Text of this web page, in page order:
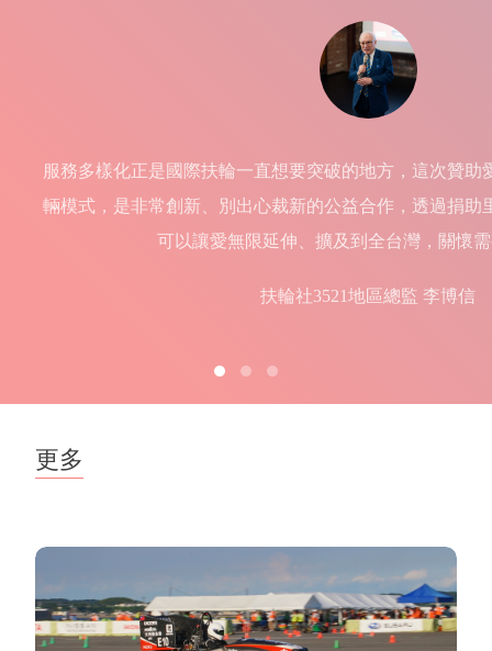
服務多樣化正是國際扶輪一直想要突破的地方，這次贊助
輛模式，是非常創新、別出心裁新的公益合作，透過捐助
可以讓愛無限延伸、擴及到全台灣，關懷
扶輪社3521地區總監 李博信
更多